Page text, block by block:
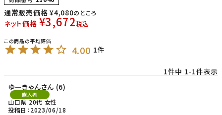
通常販売価格 ¥4,080のところ
ネット価格 ¥3,672税込
4.00 1
1件中 1-1件表示
ゆーきゃん
6
購入者
山口県 20代 女性
投稿日
2023/06/18